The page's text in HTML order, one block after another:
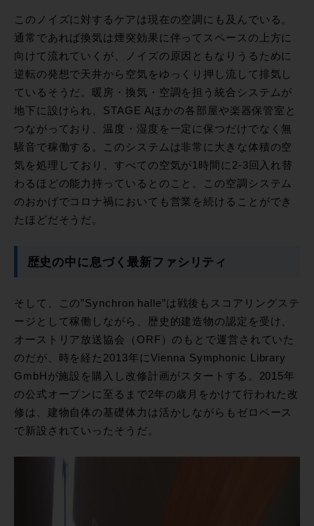
このノイズに対するケアは現在の空調にも及んでいる。
通常であれば換気は煙突効果に伴ってスペースの上方に
向けて流れていくが、ノイズの原因ともなりうるために
逆転の発想で天井から空気をゆっくり押し流して排気し
ているそうだ。暖房・換気・空調を担う統合システムが
地下に設けられ、STAGE Aほかの各部屋や楽器保管室と
つながっており、温度・湿度を一定に保つだけでなく無
騒音で稼働する。このシステムは非常に大きな体積の空
気を処理しており、すべての空気が1時間に2-3回入れ替
わるほどの能力持っているとのこと。この空調システム
のおかげでコロナ禍においても営業を続けることができ
たほどだそうだ。
歴史の中に息づく最新ファシリティ
そして、この”Synchron halle”は戦後もスコアリングステ
ージとして稼働しながら、歴史的建造物の認定を受け、
オーストリア放送協会（ORF）のもとで運営されていた
のだが、時を経た2013年にVienna Symphonic Library
GmbHが施設を購入し改修計画がスタートする。2015年
の公式オープンに至るまで2年の歳月をかけて行われた改
修は、建物自体の基礎体力は活かしながらもゼロベース
で新設されていったそうだ。